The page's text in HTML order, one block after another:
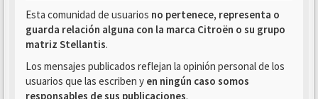
Esta comunidad de usuarios no pertenece, representa o
guarda relación alguna con la marca Citroën o su grupo
matriz Stellantis.
Los mensajes publicados reflejan la opinión personal de los
usuarios que las escriben y en ningún caso somos
responsables de sus publicaciones.